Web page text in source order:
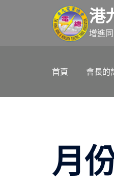
港
增進
首頁 會長的
月